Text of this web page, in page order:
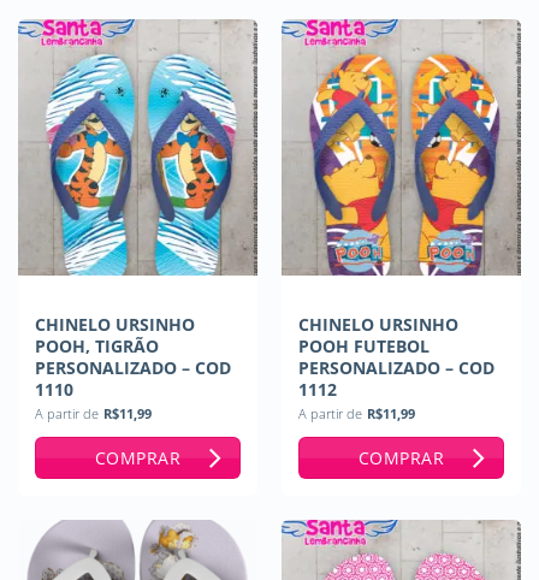
CHINELO URSINHO
POOH, TIGRÃO
PERSONALIZADO – COD
1110
A partir de R$11,99
COMPRAR
CHINELO URSINHO
POOH FUTEBOL
PERSONALIZADO – COD
1112
A partir de R$11,99
COMPRAR